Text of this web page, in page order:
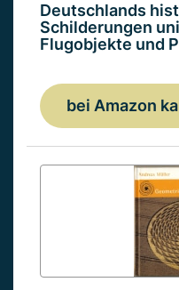
Deutschlands
Schilderungen
Flugobjekte und
bei Amazon